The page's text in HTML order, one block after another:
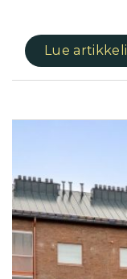
Lue artikkeli